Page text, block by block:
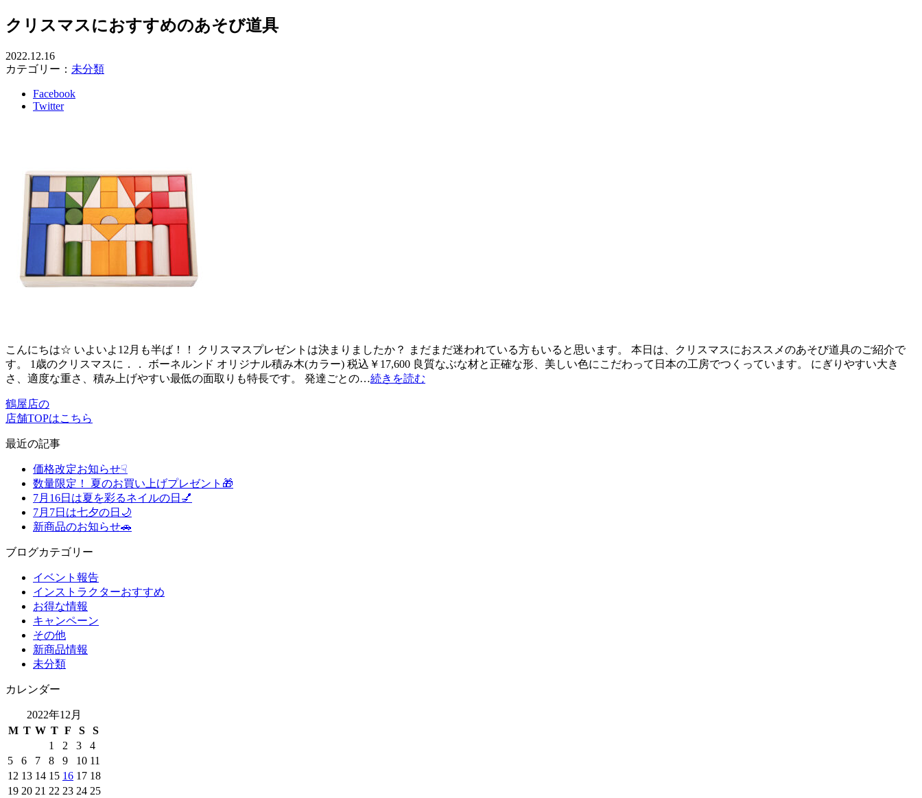
クリスマスにおすすめのあそび道具
2022.12.16
カテゴリー： 未分類
Facebook
Twitter
こんにちは☆ いよいよ12月も半ば！！ クリスマスプレゼントは決まりましたか？ まだまだ迷われている方もいると思います。 本日は、クリスマスにおススメのあそび道具のご紹介で
す。 1歳のクリスマスに．． ボーネルンド オリジナル積み木(カラー) 税込￥17,600 良質なぶな材と正確な形、美しい色にこだわって日本の工房でつくっています。 にぎりやすい大き
さ、適度な重さ、積み上げやすい最低の面取りも特長です。 発達ごとの…続きを読む
鶴屋店の
店舗TOPはこちら
最近の記事
価格改定お知らせ☟
数量限定！ 夏のお買い上げプレゼント🎁
7月16日は夏を彩るネイルの日💅
7月7日は七夕の日🌙
新商品のお知らせ🚗
ブログカテゴリー
イベント報告
インストラクターおすすめ
お得な情報
キャンペーン
その他
新商品情報
未分類
カレンダー
2022年12月
M T W T F S
S
1
2 3
4
5
6 7 8 9 10 11
12 13 14 15 16 17 18
19 20 21 22 23 24 25